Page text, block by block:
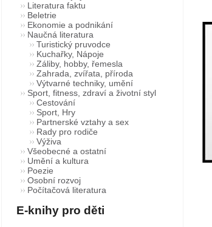
Literatura faktu
Beletrie
Ekonomie a podnikání
Naučná literatura
Turistický pruvodce
Kuchařky, Nápoje
Záliby, hobby, řemesla
Zahrada, zvířata, příroda
Výtvarné techniky, umění
Sport, fitness, zdraví a životní styl
Cestování
Sport, Hry
Partnerské vztahy a sex
Rady pro rodiče
Výživa
Všeobecné a ostatní
Umění a kultura
Poezie
Osobní rozvoj
Počítačová literatura
E-knihy pro děti